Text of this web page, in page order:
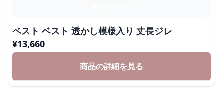
ベスト ベスト 透かし模様入り 丈長ジレ
¥13,660
商品の詳細を見る